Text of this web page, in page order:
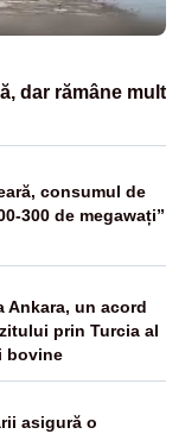
dar rămâne mult
consumul de
300 de megawați”
Ankara, un acord
prin Turcia al
bovine
asigură o